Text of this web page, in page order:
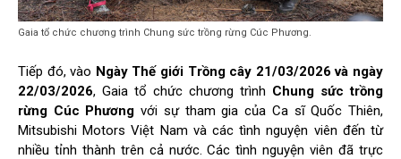
Gaia tổ chức chương trình Chung sức trồng rừng Cúc Phương.
Tiếp đó, vào Ngày Thế giới Trồng cây 21/03/2026 và ngày
22/03/2026, Gaia tổ chức chương trình Chung sức trồng
rừng Cúc Phương với sự tham gia của Ca sĩ Quốc Thiên,
Mitsubishi Motors Việt Nam và các tình nguyện viên đến từ
nhiều tỉnh thành trên cả nước. Các tình nguyện viên đã trực